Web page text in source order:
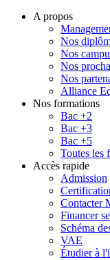
A propos
Nos
Nos
Nos
Nos
Alliance
Nos formations
Bac +2
Bac +3
Bac +5
Toutes les
Accès rapide
Admission
Contacter
Financer
Schéma
VAE
Étudier à